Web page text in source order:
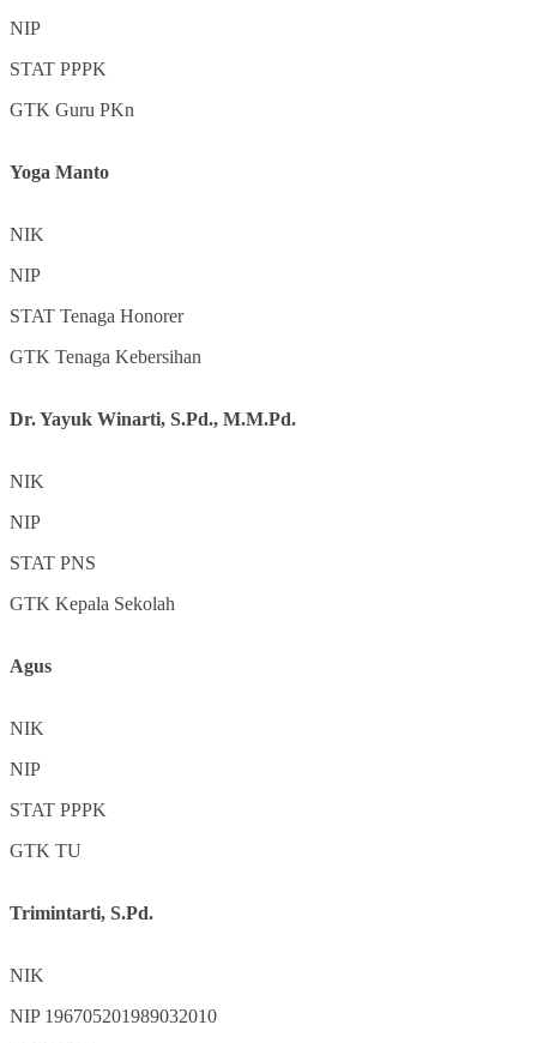
NIP
STAT PPPK
GTK Guru PKn
Yoga Manto
NIK
NIP
STAT Tenaga Honorer
GTK Tenaga Kebersihan
Dr. Yayuk Winarti, S.Pd., M.M.Pd.
NIK
NIP
STAT PNS
GTK Kepala Sekolah
Agus
NIK
NIP
STAT PPPK
GTK TU
Trimintarti, S.Pd.
NIK
NIP 196705201989032010